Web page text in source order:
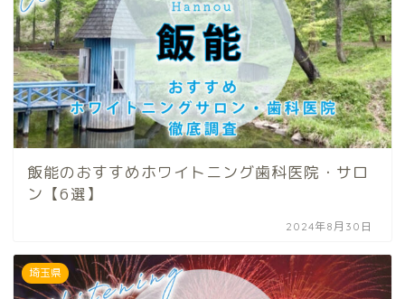
飯能のおすすめホワイトニング歯科医院・サロ
ン【6選】
2024年8月30日
埼玉県